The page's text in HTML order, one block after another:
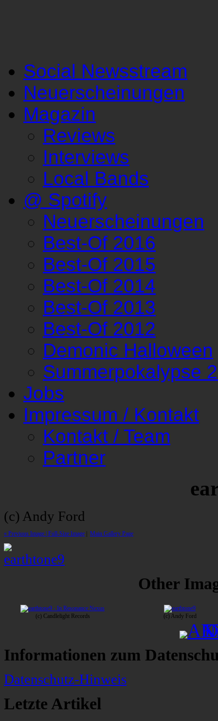
Social Newsstream
Neuerscheinungen
Magazin
Reviews
Interviews
Local Bands
@ Spotify
Neuerscheinungen
Best-Of 2016
Best-Of 2015
Best-Of 2014
Best-Of 2013
Best-Of 2012
Demonic Halloween
Summerpokalypse
Jobs
Impressum / Kontakt
Kontakt / Team
Partner
(c) Andy Ford
« Previous Image | Full-Size Image Main Gallery Page
Other
(c) Candlelight Records (c) Andy Ford
Informationen zum
Datenschutz-Hinweis
Letzte Artikel